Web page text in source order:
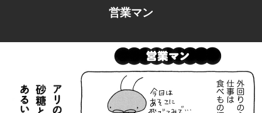
営業マン